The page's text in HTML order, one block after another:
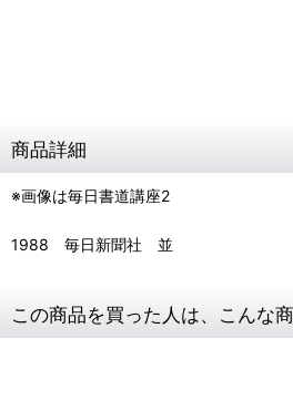
商品詳細
※画像は毎日書道講座2
1988 毎日新聞社 並
この商品を買った人は、こんな